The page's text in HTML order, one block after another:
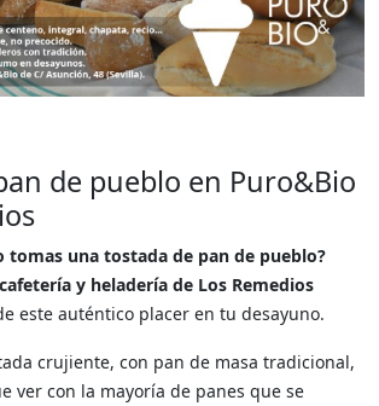
de pueblo en Puro&Bio
tomas una tostada de pan de pueblo?
cafetería y heladería de Los Remedios
este auténtico placer en tu desayuno.
crujiente, con pan de masa tradicional,
ver con la mayoría de panes que se